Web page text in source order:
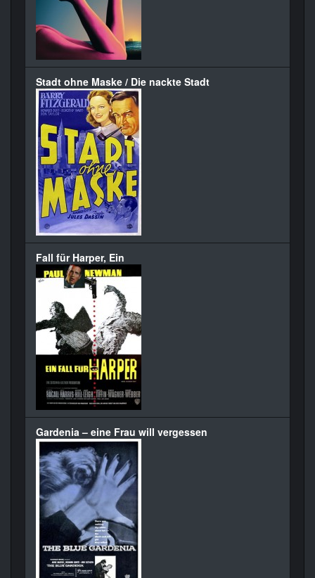
Stadt ohne Maske / Die nackte Stadt
Fall für Harper, Ein
Gardenia – eine Frau will vergessen